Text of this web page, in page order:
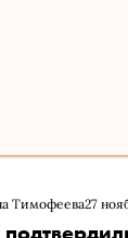
Тимофеева27